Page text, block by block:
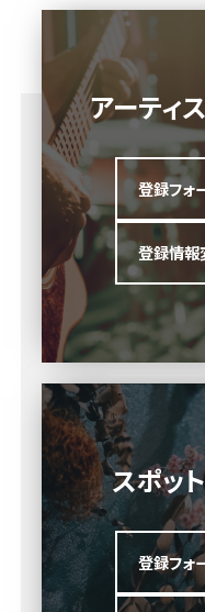
アーティ
登録フォ
登録情報
スポッ
登録フォ